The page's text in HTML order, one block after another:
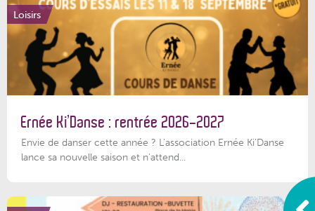
Loisirs
Ernée Ki’Danse : rentrée 2026-2027
Envie de danser cette année ? L'association Ernée Ki'Danse
lance sa nouvelle saison et n'attend...